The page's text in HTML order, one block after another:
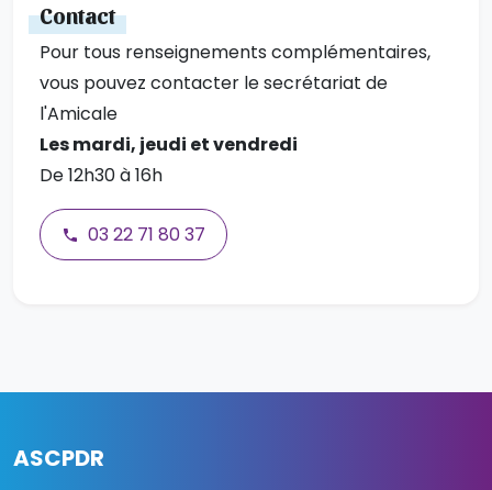
Contact
Pour tous renseignements complémentaires,
vous pouvez contacter le secrétariat de
l'Amicale
Les mardi, jeudi et vendredi
De 12h30 à 16h
03 22 71 80 37
ASCPDR